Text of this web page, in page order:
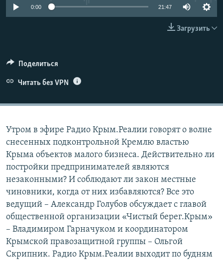
0:00 21:47
Загрузить
Поделиться
Читать без VPN
Утром в эфире Радио Крым.Реалии говорят о волне
снесенных подконтрольной Кремлю властью
Крыма объектов малого бизнеса. Действительно ли
постройки предпринимателей являются
незаконными? И соблюдают ли закон местные
чиновники, когда от них избавляются? Все это
ведущий – Александр Голубов обсуждает с главой
общественной организации «Чистый берег.Крым»
– Владимиром Гарначуком и координатором
Крымской правозащитной группы – Ольгой
Скрипник. Радио Крым.Реалии выходит по будням